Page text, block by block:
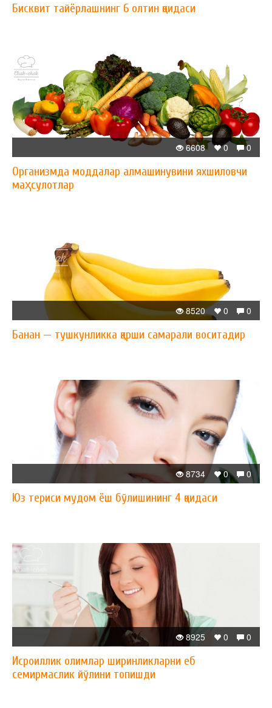
Бисквит тайёрлашнинг 6 олтин қоидаси
0
0
6608
Организмда моддалар алмашинувини яхшиловчи
маҳсулотлар
0
0
8520
Банан — тушкунликка қарши самарали воситадир
0
0
8734
Юз териси мудом ёш бўлишининг 4 қоидаси
0
0
8925
Исроиллик олимлар ширинликларни еб
семирмаслик йўлини топишди